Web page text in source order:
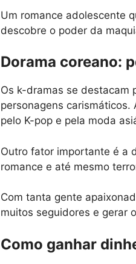
Um romance adolescente
descobre o poder da
Dorama coreano:
Os k-dramas se destacam
personagens
pelo K-pop e pela moda
Outro fator importante é a
romance e até mesmo
Com tanta gente
muitos seguidores e gerar
Como ganhar